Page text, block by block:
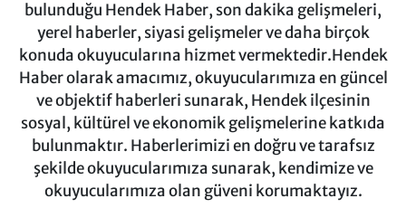
bulunduğu Hendek Haber, son dakika gelişmeleri,
yerel haberler, siyasi gelişmeler ve daha birçok
konuda okuyucularına hizmet vermektedir.Hendek
Haber olarak amacımız, okuyucularımıza en güncel
ve objektif haberleri sunarak, Hendek ilçesinin
sosyal, kültürel ve ekonomik gelişmelerine katkıda
bulunmaktır. Haberlerimizi en doğru ve tarafsız
şekilde okuyucularımıza sunarak, kendimize ve
okuyucularımıza olan güveni korumaktayız.